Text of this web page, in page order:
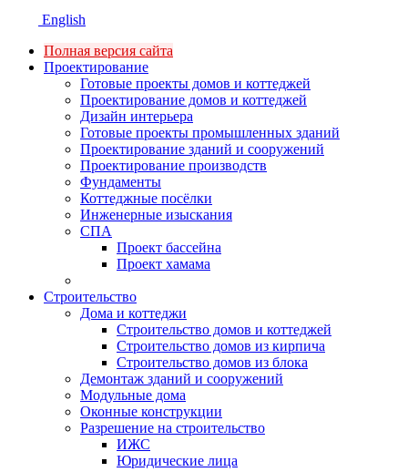
English
Полная версия сайта
Проектирование
Готовые проекты домов и коттеджей
Проектирование домов и коттеджей
Дизайн интерьера
Готовые проекты промышленных зданий
Проектирование зданий и сооружений
Проектирование производств
Фундаменты
Коттеджные посёлки
Инженерные изыскания
СПА
Проект бассейна
Проект хамама
Строительство
Дома и коттеджи
Строительство домов и коттеджей
Строительство домов из кирпича
Строительство домов из блока
Демонтаж зданий и сооружений
Модульные дома
Оконные конструкции
Разрешение на строительство
ИЖС
Юридические лица